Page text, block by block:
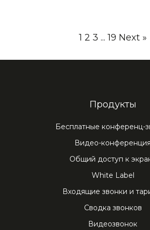
1 2 3 ... 19 Next »
Продукты
Бесплатные конференц-
Видео-конференция
Общий доступ к
White Label
Входящие звонки и
Сводка звонков
Видеозвонок